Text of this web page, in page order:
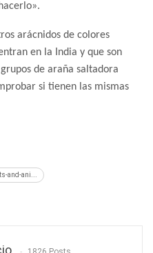
arácnidos de colores
en la India y que son
de araña saltadora
si tienen las mismas
and-ani...